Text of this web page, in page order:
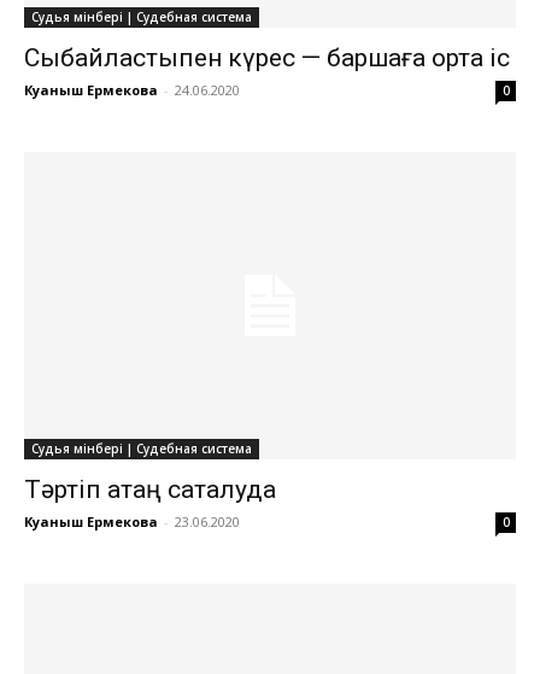
Судья мінбері | Судебная система
Сыбайластықпен күрес — баршаға ортақ іс
Куаныш Ермекова - 24.06.2020 0
Судья мінбері | Судебная система
Тәртіп қатаң сақталуда
Куаныш Ермекова - 23.06.2020 0